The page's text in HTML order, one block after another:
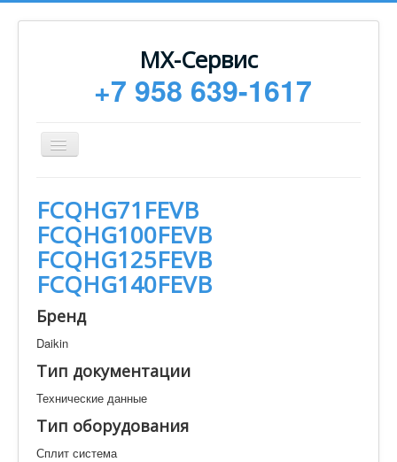
МХ-Сервис
+7 958 639-1617
Toggle
Navigation
Монтаж
Сервисное обслуживание
Техническая документация
Статьи
Новости
Контакты
Техническая документация
FCQHG71FEVB FCQHG100FEVB FCQHG125FEVB
FCQHG140FEVB
FCQHG71FEVB
FCQHG100FEVB
FCQHG125FEVB
FCQHG140FEVB
Бренд
Daikin
Тип документации
Технические данные
Тип оборудования
Сплит система